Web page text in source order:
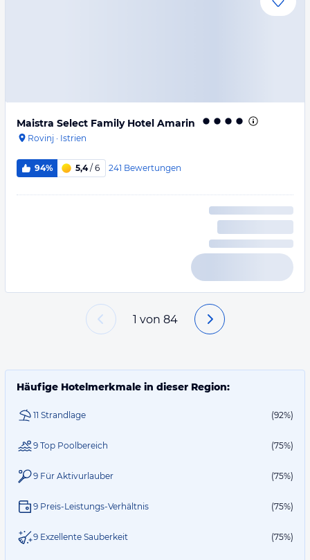
Maistra Select Family Hotel Amarin
Rovinj · Istrien
94% 5,4/ 6 241 Bewertungen
1 von 84
Häufige Hotelmerkmale in dieser Region:
11 Strandlage (92%)
9 Top Poolbereich (75%)
9 Für Aktivurlauber (75%)
9 Preis-Leistungs-Verhältnis (75%)
9 Exzellente Sauberkeit (75%)